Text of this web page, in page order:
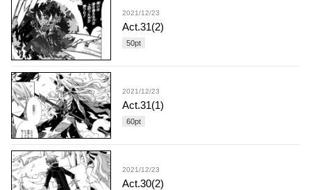
2021/12/23
Act.31(2)
50pt
2021/12/23
Act.31(1)
60pt
2021/12/23
Act.30(2)